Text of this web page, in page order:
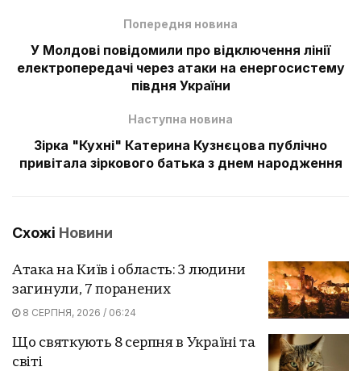
Попередня новина
У Молдові повідомили про відключення лінії
електропередачі через атаки на енергосистему
півдня України
Наступна новина
Зірка "Кухні" Катерина Кузнєцова публічно
привітала зіркового батька з днем народження
Схожі Новини
Атака на Київ і область: 3 людини
загинули, 7 поранених
8 СЕРПНЯ, 2026 / 06:24
Що святкують 8 серпня в Україні та
світі